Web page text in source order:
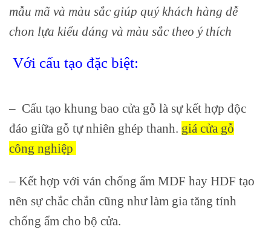
mẫu mã và màu sắc giúp quý khách hàng dễ
chon lựa kiểu dáng và màu sắc theo ý thích
Với cấu tạo đặc biệt:
– Cấu tạo khung bao cửa gỗ là sự kết hợp độc
đáo giữa gỗ tự nhiên ghép thanh. giá cửa gỗ
công nghiệp
– Kết hợp với ván chống ẩm MDF hay HDF tạo
nên sự chắc chắn cũng như làm gia tăng tính
chống ẩm cho bộ cửa.